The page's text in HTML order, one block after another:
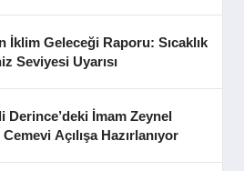
İklim Geleceği Raporu: Sıcaklık
Seviyesi Uyarısı
Derince’deki İmam Zeynel
Açılışa Hazırlanıyor